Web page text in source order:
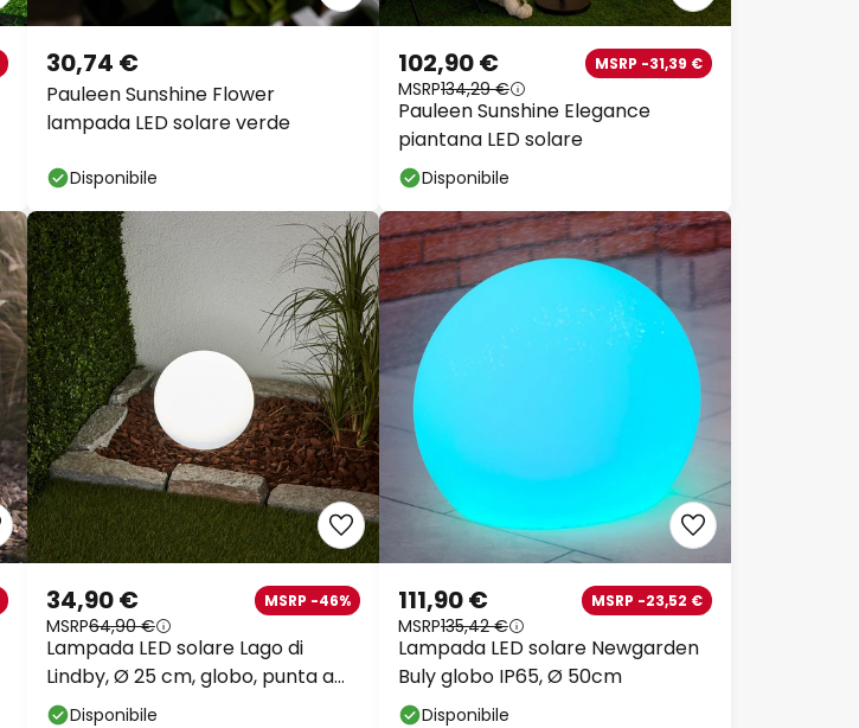
Pauleen Sunshine Flower
lampada LED solare verde
30,74 €
Disponibile
Pauleen Sunshine Elegance
piantana LED solare
102,90 € MSRP -31,39 €
MSRP134,29 €
Disponibile
Lampada LED solare Lago di
Lindby, Ø 25 cm, globo, punta a
terra, bianco
34,90 € MSRP -46%
MSRP64,90 €
Disponibile
Lampada LED solare Newgarden
Buly globo IP65, Ø 50cm
111,90 € MSRP -23,52 €
MSRP135,42 €
Disponibile